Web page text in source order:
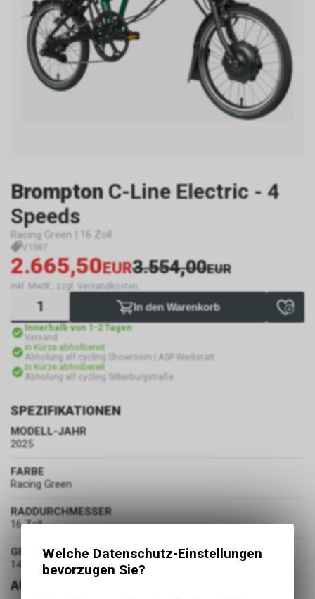
Brompton C-Line Electric - 4
Speeds
Racing Green | 16 Zoll
V1587
2.665,50EUR3.554,00EUR
inkl. MwSt., zzgl. Versandkosten
In den Warenkorb
Innerhalb von 1-2 Tagen
Versand
In Kürze abholbereit
Abholung alf cycling Showroom | ASP Werkstatt
In Kürze abholbereit
Abholung alf cycling Silberburgstraße
SPEZIFIKATIONEN
MODELL-JAHR
2025
FARBE
Racing Green
RADDURCHMESSER
16 Zoll
GEWICHT
14.3 kg
AUSSTATTUNG
Welche Datenschutz-Einstellungen
bevorzugen Sie?